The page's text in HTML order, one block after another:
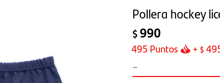
Pollera hockey
$990
495 Puntos + $
-